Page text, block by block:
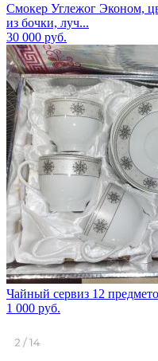
Смокер Углежог Эконом,
из бочки, луч...
30 000 руб.
Чайный сервиз 12
1 000 руб.